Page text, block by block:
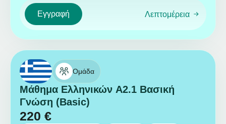
Εγγραφή Λεπτομέρεια
Ομάδα
Μάθημα Ελληνικών A2.1 Βασική
Γνώση (Basic)
220 €